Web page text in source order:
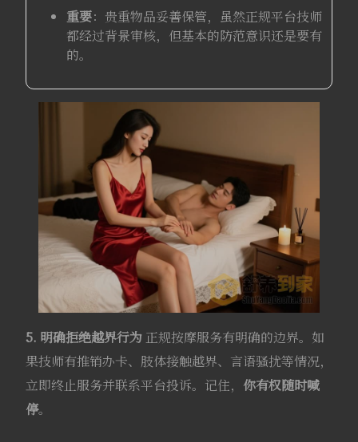
重要：贵重物品妥善保管，虽然正规平台技师
都经过背景审核，但基本的防范意识还是要有
的。
5. 明确拒绝越界行为正规按摩服务有明确的边界。如
果技师有推销办卡、肢体接触越界、言语骚扰等情况，
立即终止服务并联系平台投诉。记住， 你有权随时喊
停。